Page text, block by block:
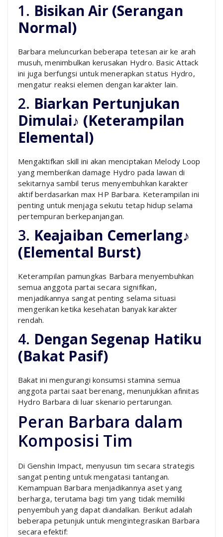
1. Bisikan Air (Serangan
Normal)
Barbara meluncurkan beberapa tetesan air ke arah
musuh, menimbulkan kerusakan Hydro. Basic Attack
ini juga berfungsi untuk menerapkan status Hydro,
mengatur reaksi elemen dengan karakter lain.
2. Biarkan Pertunjukan
Dimulai♪ (Keterampilan
Elemental)
Mengaktifkan skill ini akan menciptakan Melody Loop
yang memberikan damage Hydro pada lawan di
sekitarnya sambil terus menyembuhkan karakter
aktif berdasarkan max HP Barbara. Keterampilan ini
penting untuk menjaga sekutu tetap hidup selama
pertempuran berkepanjangan.
3. Keajaiban Cemerlang♪
(Elemental Burst)
Keterampilan pamungkas Barbara menyembuhkan
semua anggota partai secara signifikan,
menjadikannya sangat penting selama situasi
mengerikan ketika kesehatan banyak karakter
rendah.
4. Dengan Segenap Hatiku
(Bakat Pasif)
Bakat ini mengurangi konsumsi stamina semua
anggota partai saat berenang, menunjukkan afinitas
Hydro Barbara di luar skenario pertarungan.
Peran Barbara dalam
Komposisi Tim
Di Genshin Impact, menyusun tim secara strategis
sangat penting untuk mengatasi tantangan.
Kemampuan Barbara menjadikannya aset yang
berharga, terutama bagi tim yang tidak memiliki
penyembuh yang dapat diandalkan. Berikut adalah
beberapa petunjuk untuk mengintegrasikan Barbara
secara efektif: